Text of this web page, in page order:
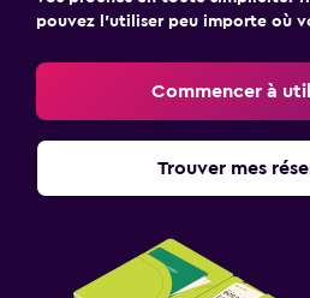
pouvez l’utiliser peu importe où
Commencer à
Trouver mes